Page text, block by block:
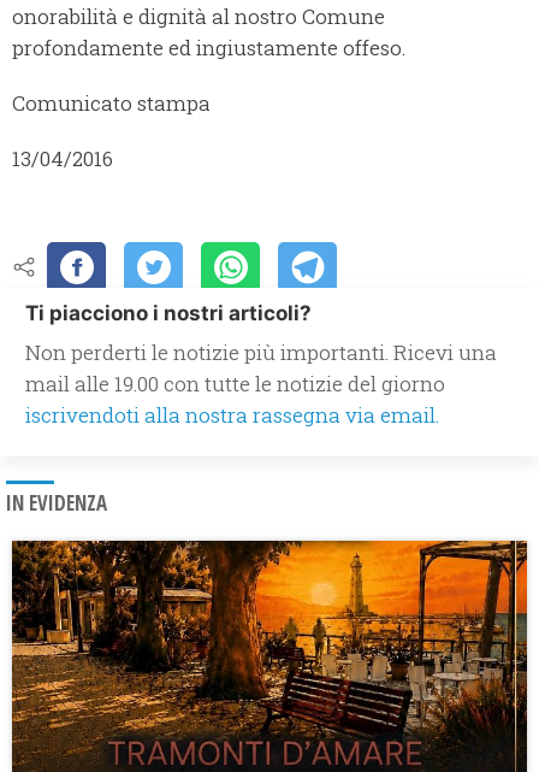
onorabilità e dignità al nostro Comune
profondamente ed ingiustamente offeso.
Comunicato stampa
13/04/2016
Ti piacciono i nostri articoli?
Non perderti le notizie più importanti. Ricevi una
mail alle 19.00 con tutte le notizie del giorno
iscrivendoti alla nostra rassegna via email.
IN EVIDENZA